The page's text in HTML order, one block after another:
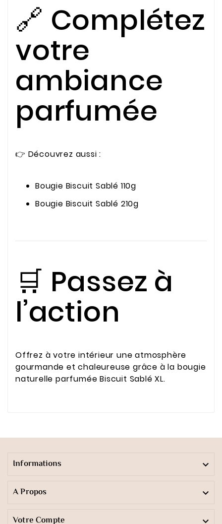
🔗 Complétez
votre
ambiance
parfumée
👉 Découvrez aussi :
Bougie Biscuit Sablé 110g
Bougie Biscuit Sablé 210g
🛒 Passez à
l’action
Offrez à votre intérieur une atmosphère
gourmande et chaleureuse grâce à la bougie
naturelle parfumée Biscuit Sablé XL.
Informations 
A Propos 
Votre Compte 